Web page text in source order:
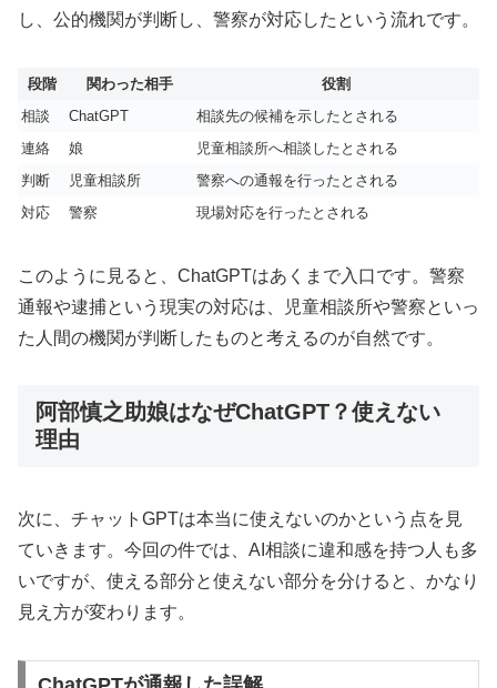
し、公的機関が判断し、警察が対応したという流れです。
段階 関わった相手
役割
相談
ChatGPT
相談先の候補を示したとされる
連絡
娘
児童相談所へ相談したとされる
判断
児童相談所
警察への通報を行ったとされる
対応
警察 現場対応を行ったとされる
このように見ると、ChatGPTはあくまで入口です。警察
通報や逮捕という現実の対応は、児童相談所や警察といっ
た人間の機関が判断したものと考えるのが自然です。
阿部慎之助娘はなぜChatGPT？使えない
理由
次に、チャットGPTは本当に使えないのかという点を見
ていきます。今回の件では、AI相談に違和感を持つ人も多
いですが、使える部分と使えない部分を分けると、かなり
見え方が変わります。